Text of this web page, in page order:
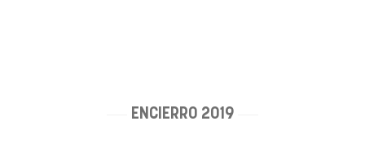
ENCIERRO 2019